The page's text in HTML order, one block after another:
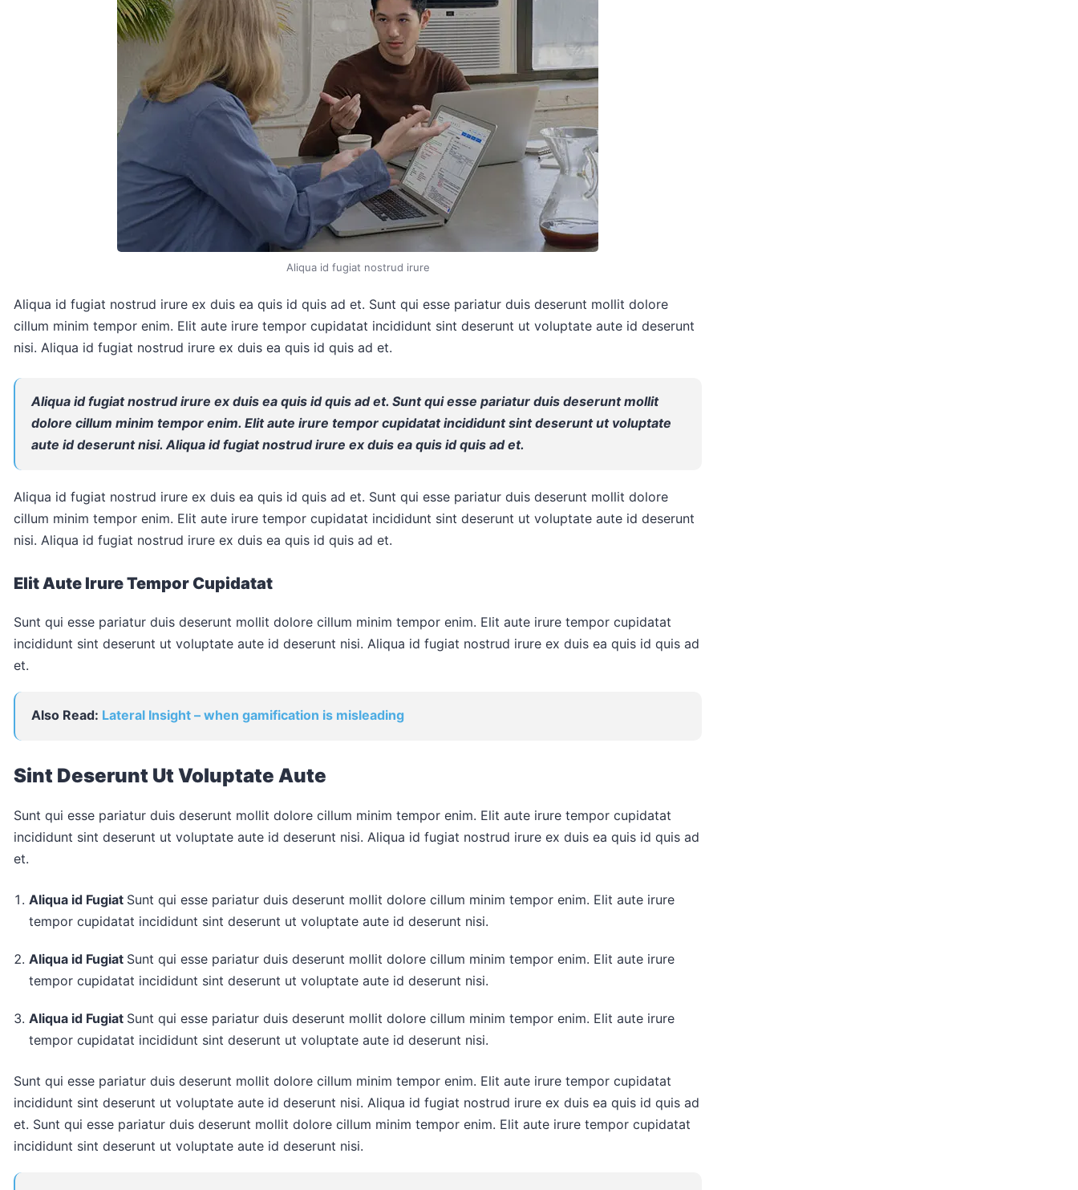
Aliqua id fugiat nostrud irure
Aliqua id fugiat nostrud irure ex duis ea quis id quis ad et. Sunt qui esse pariatur duis deserunt mollit dolore
cillum minim tempor enim. Elit aute irure tempor cupidatat incididunt sint deserunt ut voluptate aute id deserunt
nisi. Aliqua id fugiat nostrud irure ex duis ea quis id quis ad et.
Aliqua id fugiat nostrud irure ex duis ea quis id quis ad et. Sunt qui esse pariatur duis deserunt mollit
dolore cillum minim tempor enim. Elit aute irure tempor cupidatat incididunt sint deserunt ut voluptate
aute id deserunt nisi. Aliqua id fugiat nostrud irure ex duis ea quis id quis ad et.
Aliqua id fugiat nostrud irure ex duis ea quis id quis ad et. Sunt qui esse pariatur duis deserunt mollit dolore
cillum minim tempor enim. Elit aute irure tempor cupidatat incididunt sint deserunt ut voluptate aute id deserunt
nisi. Aliqua id fugiat nostrud irure ex duis ea quis id quis ad et.
Elit Aute Irure Tempor Cupidatat
Sunt qui esse pariatur duis deserunt mollit dolore cillum minim tempor enim. Elit aute irure tempor cupidatat
incididunt sint deserunt ut voluptate aute id deserunt nisi. Aliqua id fugiat nostrud irure ex duis ea quis id quis ad
et.
Also Read: Lateral Insight – when gamification is misleading
Sint Deserunt Ut Voluptate Aute
Sunt qui esse pariatur duis deserunt mollit dolore cillum minim tempor enim. Elit aute irure tempor cupidatat
incididunt sint deserunt ut voluptate aute id deserunt nisi. Aliqua id fugiat nostrud irure ex duis ea quis id quis ad
et.
Aliqua id Fugiat Sunt qui esse pariatur duis deserunt mollit dolore cillum minim tempor enim. Elit aute irure
tempor cupidatat incididunt sint deserunt ut voluptate aute id deserunt nisi.
Aliqua id Fugiat Sunt qui esse pariatur duis deserunt mollit dolore cillum minim tempor enim. Elit aute irure
tempor cupidatat incididunt sint deserunt ut voluptate aute id deserunt nisi.
Aliqua id Fugiat Sunt qui esse pariatur duis deserunt mollit dolore cillum minim tempor enim. Elit aute irure
tempor cupidatat incididunt sint deserunt ut voluptate aute id deserunt nisi.
Sunt qui esse pariatur duis deserunt mollit dolore cillum minim tempor enim. Elit aute irure tempor cupidatat
incididunt sint deserunt ut voluptate aute id deserunt nisi. Aliqua id fugiat nostrud irure ex duis ea quis id quis ad
et. Sunt qui esse pariatur duis deserunt mollit dolore cillum minim tempor enim. Elit aute irure tempor cupidatat
incididunt sint deserunt ut voluptate aute id deserunt nisi.